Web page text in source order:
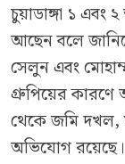
চুয়াডাঙ্গা ১
আছেন বলে
সেলুন এবং
গ্রুপিয়ের কারণে
থেকে জমি দখল,
অভিযোগ রয়েছে।